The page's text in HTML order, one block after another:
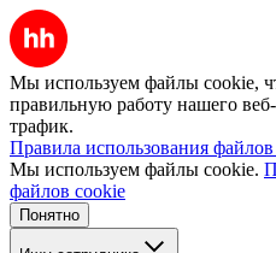
Мы используем файлы cookie,
правильную работу нашего
трафик.
Правила использования
Мы используем файлы cookie.
файлов cookie
Понятно